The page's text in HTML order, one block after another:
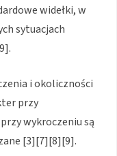
widełki, w
sytuacjach
i okoliczności
przy
wykroczeniu są
[3][7][8][9].